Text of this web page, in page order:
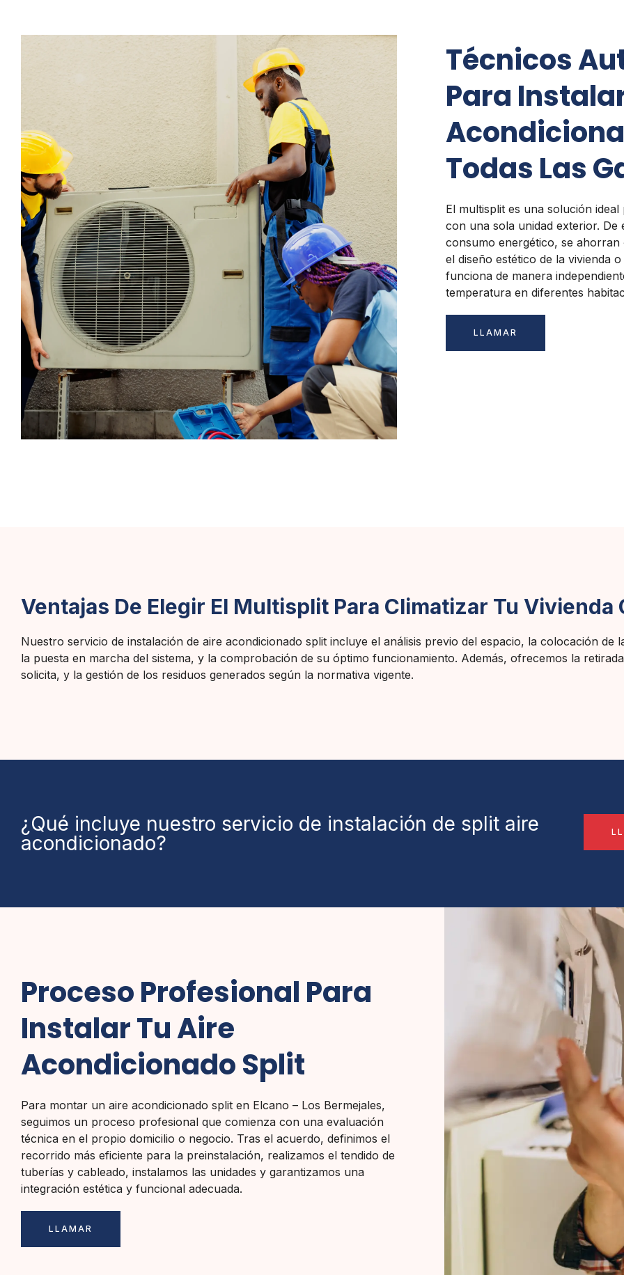
Técnicos
Para
Todas Las
El multisplit es una solución
con una sola unidad exterior. De
consumo energético, se
el diseño estético de la vivienda
funciona de manera
temperatura en diferentes
LLAMAR
Ventajas De Elegir El Multisplit Para Climatizar Tu Vivienda
Nuestro servicio de instalación de aire acondicionado split incluye el análisis previo del espacio, la colocación de
la puesta en marcha del sistema, y la comprobación de su óptimo funcionamiento. Además, ofrecemos la
solicita, y la gestión de los residuos generados según la normativa vigente.
¿Qué incluye nuestro servicio de instalación de split aire
acondicionado?
Proceso Profesional Para
Instalar Tu Aire
Acondicionado Split
Para montar un aire acondicionado split en Elcano – Los Bermejales,
seguimos un proceso profesional que comienza con una evaluación
técnica en el propio domicilio o negocio. Tras el acuerdo, definimos el
recorrido más eficiente para la preinstalación, realizamos el tendido de
tuberías y cableado, instalamos las unidades y garantizamos una
integración estética y funcional adecuada.
LLAMAR